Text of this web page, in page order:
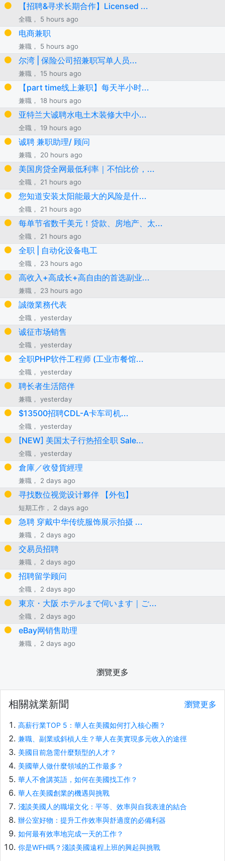
【招聘&寻求长期合作】Licensed ...
全職， 5 hours ago
电商兼职
兼職， 5 hours ago
尔湾 | 保险公司招兼职写单人员...
兼職， 15 hours ago
【part time线上兼职】每天半小时...
兼職， 18 hours ago
亚特兰大诚聘水电土木装修大中小...
全職， 19 hours ago
诚聘 兼职助理/ 顾问
兼職， 20 hours ago
美国房贷全网最低利率｜不怕比价，...
全職， 21 hours ago
您知道安装太阳能最大的风险是什...
全職， 21 hours ago
每单节省数千美元！贷款、房地产、太...
全職， 21 hours ago
全职 | 自动化设备电工
全職， 23 hours ago
高收入+高成长+高自由的首选副业...
兼職， 23 hours ago
誠徵業務代表
全職， yesterday
诚征市场销售
全職， yesterday
全职PHP软件工程师 (工业市餐馆...
全職， yesterday
聘长者生活陪伴
兼職， yesterday
$13500招聘CDL-A卡车司机...
全職， yesterday
[NEW] 美国太子行热招全职 Sale...
全職， yesterday
倉庫／收發貨經理
兼職， 2 days ago
寻找数位视觉设计夥伴 【外包】
短期工作， 2 days ago
急聘 穿戴中华传统服饰展示拍摄 ...
兼職， 2 days ago
交易员招聘
兼職， 2 days ago
招聘留学顾问
全職， 2 days ago
東京・大阪 ホテルまで伺います｜ご...
全職， 2 days ago
eBay网销售助理
兼職， 2 days ago
瀏覽更多
相關就業新聞 瀏覽更多
高薪行業TOP 5：華人在美國如何打入核心圈？
兼職、副業或斜槓人生？華人在美實現多元收入的途徑
美國目前急需什麼類型的人才？
美國華人做什麼領域的工作最多？
華人不會講英語，如何在美國找工作？
華人在美國創業的機遇與挑戰
淺談美國人的職場文化：平等、效率與自我表達的結合
辦公室好物：提升工作效率與舒適度的必備利器
如何最有效率地完成一天的工作？
你是WFH嗎？淺談美國遠程上班的興起與挑戰